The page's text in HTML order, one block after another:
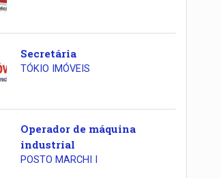
Secretária
TÓKIO IMÓVEIS
Operador de máquina
industrial
POSTO MARCHI I